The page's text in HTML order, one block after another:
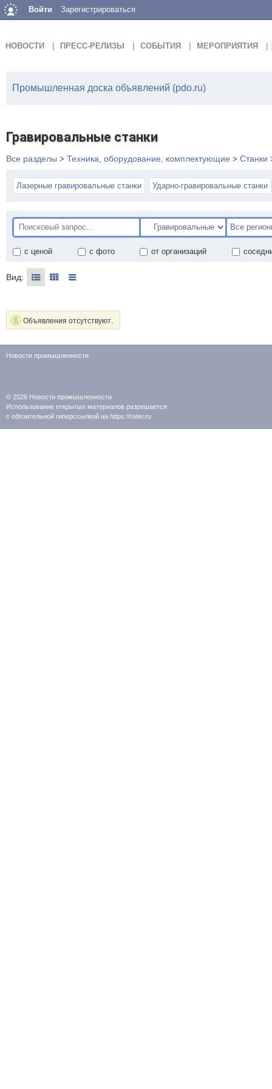
Войти Зарегистрироваться
НОВОСТИ ПРЕСС-РЕЛИЗЫ СОБЫТИЯ МЕРОПРИЯТИЯ
Промышленная доска объявлений (pdo.ru)
Гравировальные станки
Все разделы > Техника, оборудование, комплектующие > Станки
Лазерные гравировальные станки Ударно-гравировальные станки
с ценой с фото от организаций
Вид:
Объявления отсутствуют.
Новости промышленности
© 2026 Новости промышленности
Использование открытых материалов разрешается
с обязательной гиперссылкой на https://rater.ru